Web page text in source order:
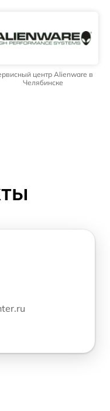
центр Alienware в
Челябинске